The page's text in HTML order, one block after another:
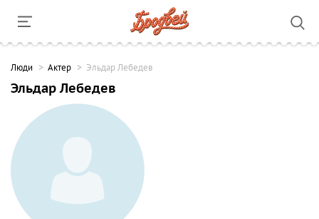
Люди Актер Эльдар Лебедев
Эльдар Лебедев